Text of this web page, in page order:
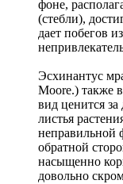
фоне,
(стебли),
дает побегов
Эсхинантус
Moore.) также
вид ценится
листья
неправильной
обратной
насыщенно
довольно